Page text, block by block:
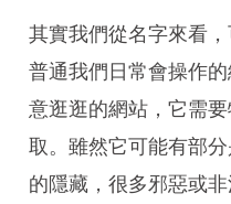
其實我們從名字來看
普通我們日常會操作
意逛逛的網站，它需
取。雖然它可能有部
的隱藏，很多邪惡或